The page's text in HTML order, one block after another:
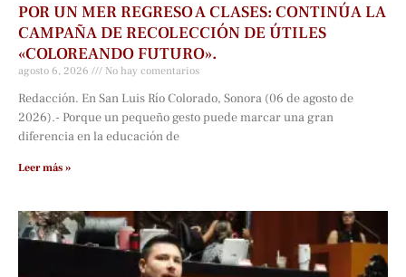
POR UN MER REGRESO A CLASES: CONTINÚA LA
CAMPAÑA DE RECOLECCIÓN DE ÚTILES
«COLOREANDO FUTURO».
agosto 6, 2026 No hay comentarios
Redacción. En San Luis Río Colorado, Sonora (06 de agosto de
2026).- Porque un pequeño gesto puede marcar una gran
diferencia en la educación de
Leer más »